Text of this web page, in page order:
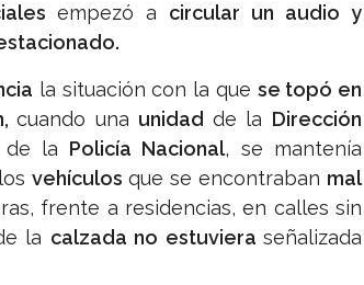
empezó a circular un audio y
la situación con la que se topó en
cuando una unidad de la Dirección
de la Policía Nacional, se mantenía
vehículos que se encontraban mal
frente a residencias, en calles sin
la calzada no estuvieraseñalizada